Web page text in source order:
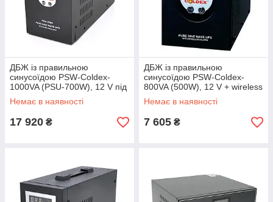
ДБЖ із правильною
синусоїдою PSW-Coldex-
1000VA (PSU-700W), 12 V під
зовнішню батарею, струм
заряду 10 A + wireless
Немає в наявності
17 920 ₴
ДБЖ із правильною
синусоїдою PSW-Coldex-
800VA (500W), 12 V + wireless
alarm Q2
Немає в наявності
7 605 ₴